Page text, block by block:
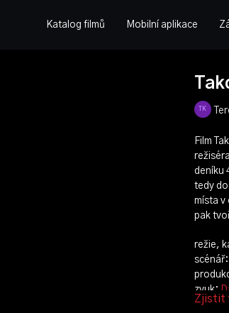
Katalog filmů Mobilní aplikace
Film
deníku
tedy do
místa v
pak
režie,
scénář:
zvuk:
Zjistit